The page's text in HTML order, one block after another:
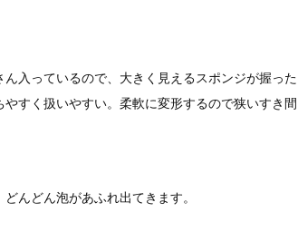
入っているので、大きく見えるスポンジが握った
すく扱いやすい。柔軟に変形するので狭いすき間
んどん泡があふれ出てきます。